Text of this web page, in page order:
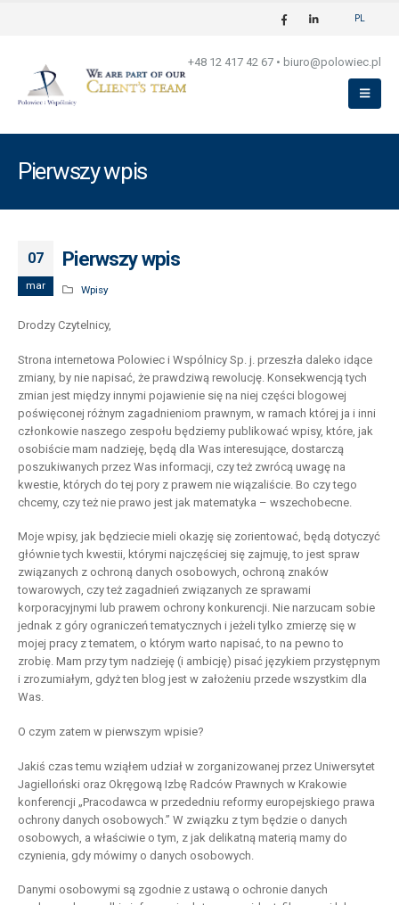
PL
+48 12 417 42 67 • biuro@polowiec.pl
Pierwszy wpis
07
mar
Pierwszy wpis
Wpisy
Drodzy Czytelnicy,
Strona internetowa Polowiec i Wspólnicy Sp. j. przeszła daleko idące
zmiany, by nie napisać, że prawdziwą rewolucję. Konsekwencją tych
zmian jest między innymi pojawienie się na niej części blogowej
poświęconej różnym zagadnieniom prawnym, w ramach której ja i inni
członkowie naszego zespołu będziemy publikować wpisy, które, jak
osobiście mam nadzieję, będą dla Was interesujące, dostarczą
poszukiwanych przez Was informacji, czy też zwrócą uwagę na
kwestie, których do tej pory z prawem nie wiązaliście. Bo czy tego
chcemy, czy też nie prawo jest jak matematyka – wszechobecne.
Moje wpisy, jak będziecie mieli okazję się zorientować, będą dotyczyć
głównie tych kwestii, którymi najczęściej się zajmuję, to jest spraw
związanych z ochroną danych osobowych, ochroną znaków
towarowych, czy też zagadnień związanych ze sprawami
korporacyjnymi lub prawem ochrony konkurencji. Nie narzucam sobie
jednak z góry ograniczeń tematycznych i jeżeli tylko zmierzę się w
mojej pracy z tematem, o którym warto napisać, to na pewno to
zrobię. Mam przy tym nadzieję (i ambicję) pisać językiem przystępnym
i zrozumiałym, gdyż ten blog jest w założeniu przede wszystkim dla
Was.
O czym zatem w pierwszym wpisie?
Jakiś czas temu wziąłem udział w zorganizowanej przez Uniwersytet
Jagielloński oraz Okręgową Izbę Radców Prawnych w Krakowie
konferencji „Pracodawca w przededniu reformy europejskiego prawa
ochrony danych osobowych.” W związku z tym będzie o danych
osobowych, a właściwie o tym, z jak delikatną materią mamy do
czynienia, gdy mówimy o danych osobowych.
Danymi osobowymi są zgodnie z ustawą o ochronie danych